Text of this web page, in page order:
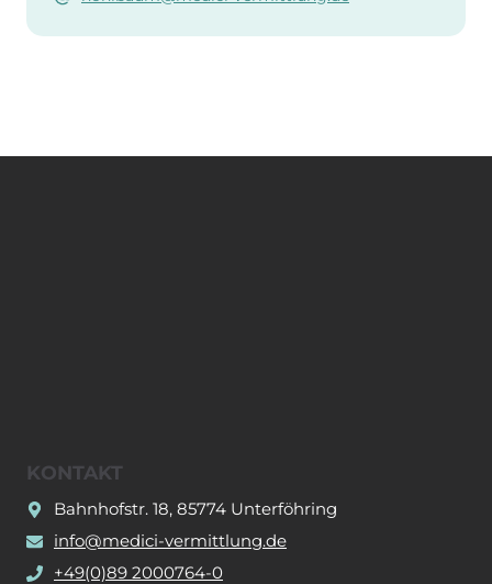
KONTAKT
Bahnhofstr. 18, 85774 Unterföhring
info@medici-vermittlung.de
+49(0)89 2000764-0